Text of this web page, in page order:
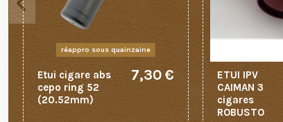
réappro sous quainzaine
Etui cigare abs
cepo ring 52
(20.52mm)
7,30 €
ETUI IPV
CAIMAN 3
cigares
ROBUSTO